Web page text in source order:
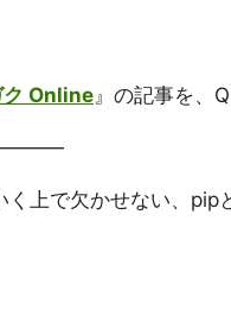
ク Online』の記事を、
上で欠かせない、pip